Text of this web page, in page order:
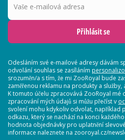
Přihlásit se
Odesláním své e-mailové adresy dávám
odvolání souhlas se zasíláním
srozuměn/a s tím, že mi ZooRoyal bude
zaměřenou reklamu na produkty a
K tomuto účelu zpracovává ZooRoyal mé
zpracování mých údajů si můžu přečíst v
svolení mohu kdykoliv odvolat, například
odkazu, který se nachází na konci
hodnota objednávky pro uplatnění
informace naleznete na zooroyal.cz/